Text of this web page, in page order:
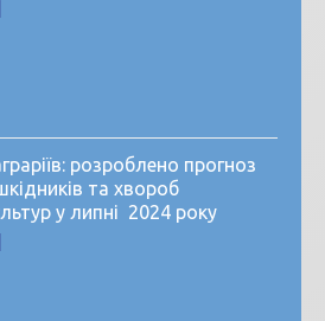
розроблено прогноз
та хвороб
у липні 2024 року